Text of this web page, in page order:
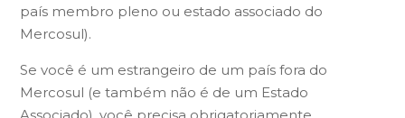
país membro pleno ou estado associado do
Mercosul).
Se você é um estrangeiro de um país fora do
Mercosul (e também não é de um Estado